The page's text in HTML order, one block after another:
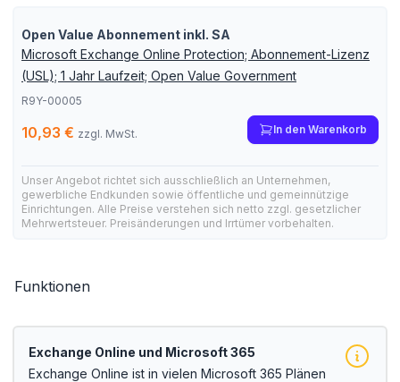
Open Value Abonnement inkl. SA
Microsoft Exchange Online Protection; Abonnement-Lizenz
(USL); 1 Jahr Laufzeit; Open Value Government
R9Y-00005
10,93 € zzgl. MwSt. In den Warenkorb
Unser Angebot richtet sich ausschließlich an Unternehmen,
gewerbliche Endkunden sowie öffentliche und gemeinnützige
Einrichtungen. Alle Preise verstehen sich netto zzgl. gesetzlicher
Mehrwertsteuer. Preisänderungen und Irrtümer vorbehalten.
Funktionen
Exchange Online und Microsoft 365
Exchange Online ist in vielen Microsoft 365 Plänen